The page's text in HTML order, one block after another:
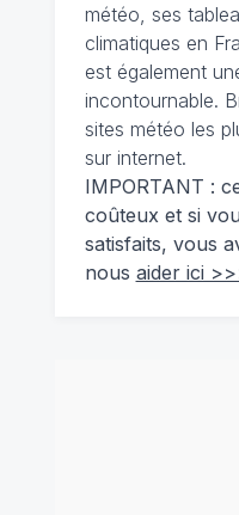
météo, ses
climatiques en
est également
incontournable.
sites météo les
sur internet.
IMPORTANT :
coûteux et si
satisfaits, vous
nous aider ici